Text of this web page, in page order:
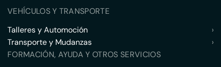
VEHÍCULOS Y TRANSPORTE
Talleres y Automoción
›
Transporte y Mudanzas
›
FORMACIÓN, AYUDA Y OTROS SERVICIOS